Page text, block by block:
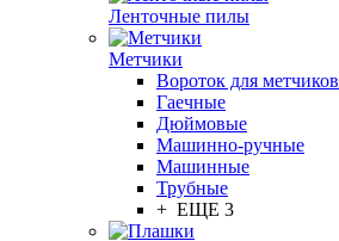
Ленточные пилы
Метчики
Вороток для метчиков
Гаечные
Дюймовые
Машинно-ручные
Машинные
Трубные
+ ЕЩЕ 3